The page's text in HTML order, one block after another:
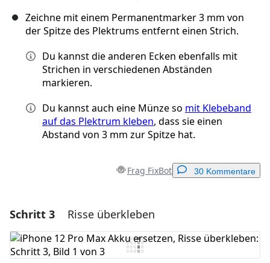
Zeichne mit einem Permanentmarker 3 mm von
der Spitze des Plektrums entfernt einen Strich.
Du kannst die anderen Ecken ebenfalls mit
Strichen in verschiedenen Abständen
markieren.
Du kannst auch eine Münze so mit Klebeband
auf das Plektrum kleben, dass sie einen
Abstand von 3 mm zur Spitze hat.
Frag FixBot 30 Kommentare
Einen Kommentar hinzufügen
Kommentar hinzufügen
Schritt 3 Risse überkleben